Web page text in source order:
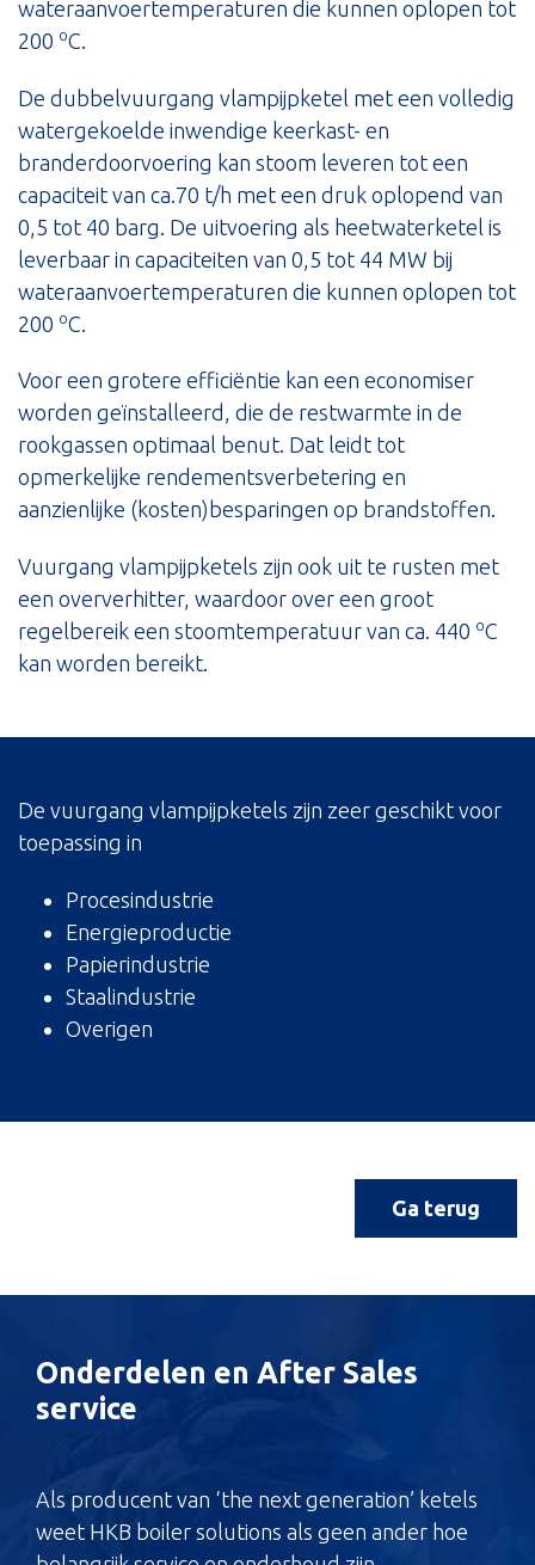
wateraanvoertemperaturen die kunnen oplopen tot
200 oC.
De dubbelvuurgang vlampijpketel met een volledig
watergekoelde inwendige keerkast- en
branderdoorvoering kan stoom leveren tot een
capaciteit van ca.70 t/h met een druk oplopend van
0,5 tot 40 barg. De uitvoering als heetwaterketel is
leverbaar in capaciteiten van 0,5 tot 44 MW bij
wateraanvoertemperaturen die kunnen oplopen tot
200 oC.
Voor een grotere efficiëntie kan een economiser
worden geïnstalleerd, die de restwarmte in de
rookgassen optimaal benut. Dat leidt tot
opmerkelijke rendementsverbetering en
aanzienlijke (kosten)besparingen op brandstoffen.
Vuurgang vlampijpketels zijn ook uit te rusten met
een oververhitter, waardoor over een groot
regelbereik een stoomtemperatuur van ca. 440 oC
kan worden bereikt.
De vuurgang vlampijpketels zijn zeer geschikt voor
toepassing in
Procesindustrie
Energieproductie
Papierindustrie
Staalindustrie
Overigen
Ga terug
Onderdelen en After Sales
service
Als producent van ‘the next generation’ ketels
weet HKB boiler solutions als geen ander hoe